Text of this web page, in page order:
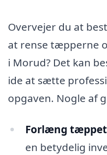
Overvejer du at
at rense tæpperne
i Morud? Det kan
ide at sætte
opgaven. Nogle af
Forlæng
en betydelig